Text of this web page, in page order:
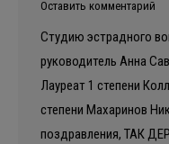
Оставить комментарий
Студию эстрадного
руководитель Анна
Лауреат 1 степени
степени Махаринов
поздравления, ТАК